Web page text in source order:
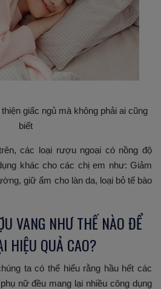
giấc ngủ mà không phải ai cũng
biết
các loại rượu ngoại có nồng độ
khác cho các chị em như: Giảm
giữ ẩm cho làn da, loại bỏ tế bào
VANG NHƯ THẾ NÀO ĐỂ
HIỆU QUẢ CAO?
ta có thể hiểu rằng hầu hết các
nữ đều mang lại nhiều công dụng